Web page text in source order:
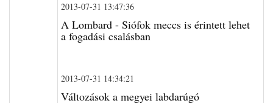
2013-07-31 13:47:36
A Lombard - Siófok meccs is érintett lehet
a fogadási csalásban
2013-07-31 14:34:21
Változások a megyei labdarúgó